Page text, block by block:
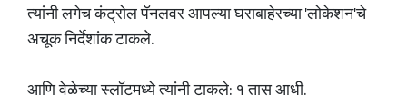
त्यांनी लगेच कंट्रोल पॅनलवर आपल्या घराबाहेरच्या 'लोकेशन'चे
अचूक निर्देशांक टाकले.
आणि वेळेच्या स्लॉटमध्ये त्यांनी टाकले: १ तास आधी.